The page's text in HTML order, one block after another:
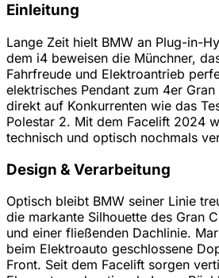
Einleitung
Lange Zeit hielt BMW an Plug-in-
dem i4 beweisen die Münchner,
Fahrfreude und Elektroantrieb
elektrisches Pendant zum 4er
direkt auf Konkurrenten wie das
Polestar 2. Mit dem Facelift 2024
technisch und optisch nochmals
Design & Verarbeitung
Optisch bleibt BMW seiner Linie
die markante Silhouette des Gran
und einer fließenden Dachlinie.
beim Elektroauto geschlossene
Front. Seit dem Facelift sorgen